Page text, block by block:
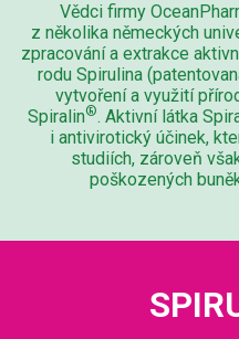
Vědci firmy
z několika německých
zpracování a extrakce
rodu Spirulina
vytvoření a využití
Spiralin®. Aktivní látka
i antivirotický účinek,
studiích, zároveň
poškozených